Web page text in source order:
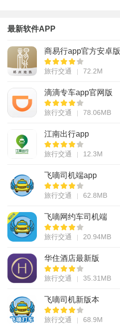
最新软件APP
商易行app官方安卓版
旅行交通 72.2M
滴滴专车app官网版
旅行交通 78.06MB
江南出行app
旅行交通 12.3M
飞嘀司机端app
旅行交通 62.8MB
飞嘀网约车司机端
旅行交通 20.94MB
华住酒店最新版
旅行交通 35.31MB
飞嘀司机新版本
旅行交通 68.9M